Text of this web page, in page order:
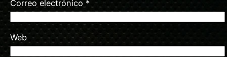
Correo electrónico *
Web